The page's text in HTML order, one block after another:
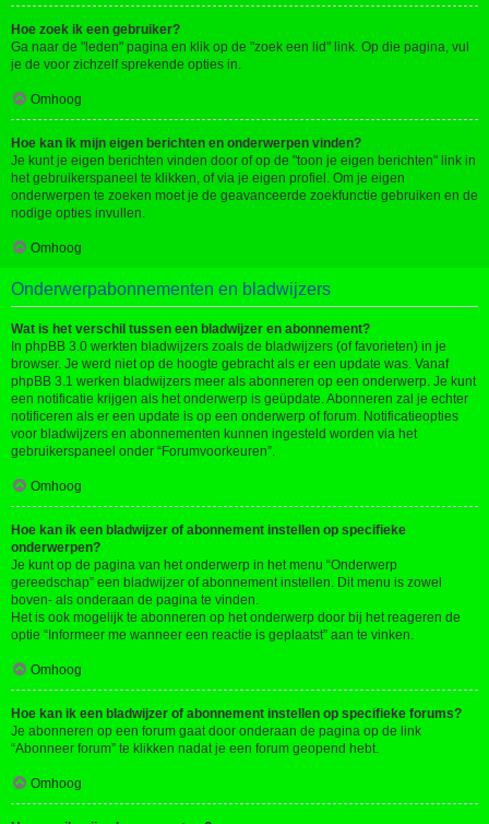
Hoe zoek ik een gebruiker?
Ga naar de "leden" pagina en klik op de "zoek een lid" link. Op die pagina, vul
je de voor zichzelf sprekende opties in.
Omhoog
Hoe kan ik mijn eigen berichten en onderwerpen vinden?
Je kunt je eigen berichten vinden door of op de "toon je eigen berichten" link in
het gebruikerspaneel te klikken, of via je eigen profiel. Om je eigen
onderwerpen te zoeken moet je de geavanceerde zoekfunctie gebruiken en de
nodige opties invullen.
Omhoog
Onderwerpabonnementen en bladwijzers
Wat is het verschil tussen een bladwijzer en abonnement?
In phpBB 3.0 werkten bladwijzers zoals de bladwijzers (of favorieten) in je
browser. Je werd niet op de hoogte gebracht als er een update was. Vanaf
phpBB 3.1 werken bladwijzers meer als abonneren op een onderwerp. Je kunt
een notificatie krijgen als het onderwerp is geüpdate. Abonneren zal je echter
notificeren als er een update is op een onderwerp of forum. Notificatieopties
voor bladwijzers en abonnementen kunnen ingesteld worden via het
gebruikerspaneel onder “Forumvoorkeuren”.
Omhoog
Hoe kan ik een bladwijzer of abonnement instellen op specifieke
onderwerpen?
Je kunt op de pagina van het onderwerp in het menu “Onderwerp
gereedschap” een bladwijzer of abonnement instellen. Dit menu is zowel
boven- als onderaan de pagina te vinden.
Het is ook mogelijk te abonneren op het onderwerp door bij het reageren de
optie “Informeer me wanneer een reactie is geplaatst” aan te vinken.
Omhoog
Hoe kan ik een bladwijzer of abonnement instellen op specifieke forums?
Je abonneren op een forum gaat door onderaan de pagina op de link
“Abonneer forum” te klikken nadat je een forum geopend hebt.
Omhoog